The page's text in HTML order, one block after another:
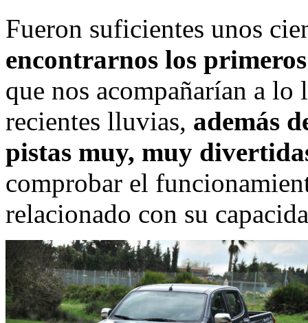
Fueron suficientes unos
encontrarnos los
que nos acompañarían a
recientes lluvias, además
pistas muy, muy
comprobar el
relacionado con su